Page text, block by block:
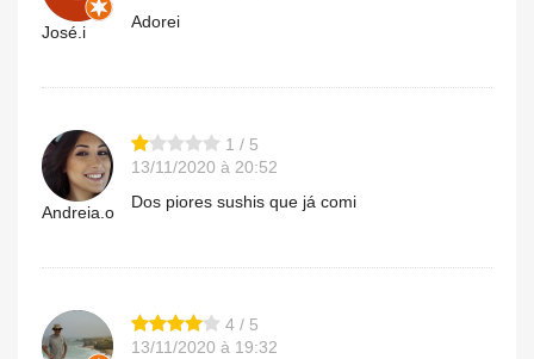
José.i
Adorei
Andreia.o
1 / 5
13/11/2020 à 20:52
Dos piores sushis que já comi
4 / 5
13/11/2020 à 19:32